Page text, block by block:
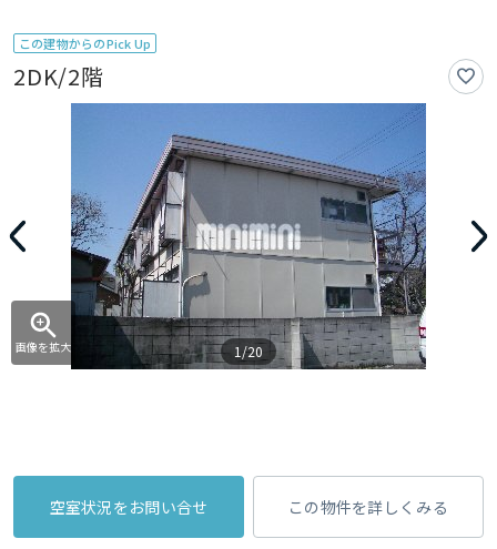
この建物からのPick Up
2DK/2階
画像を拡大 1/20
空室状況をお問い合せ この物件を詳しくみる